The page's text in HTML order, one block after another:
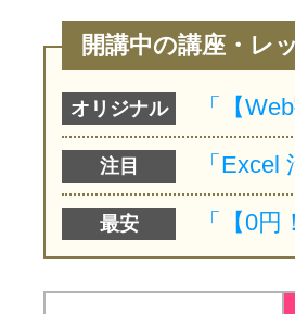
開講中の講座・レ
オリジナル
注目
最安